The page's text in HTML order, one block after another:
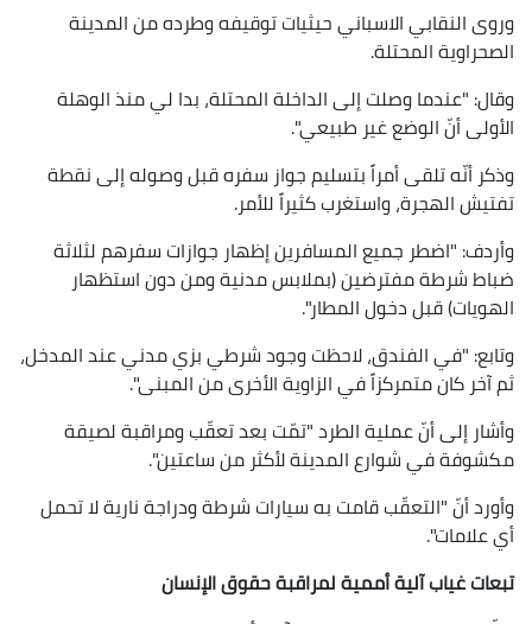
وروى النقابي الاسباني حيثيات توقيفه وطرده من المدينة
الصحراوية المحتلة.
وقال: "عندما وصلت إلى الداخلة المحتلة، بدا لي منذ الوهلة
الأولى أنّ الوضع غير طبيعي".
وذكر أنّه تلقى أمراً بتسليم جواز سفره قبل وصوله إلى نقطة
تفتيش الهجرة، واستغرب كثيراً للأمر.
وأردف: "اضطر جميع المسافرين إظهار جوازات سفرهم لثلاثة
ضباط شرطة مفترضين (بملابس مدنية ومن دون استظهار
الهويات) قبل دخول المطار".
وتابع: "في الفندق، لاحظت وجود شرطي بزي مدني عند المدخل،
ثم آخر كان متمركزاً في الزاوية الأخرى من المبنى".
وأشار إلى أنّ عملية الطرد "تمّت بعد تعقّب ومراقبة لصيقة
مكشوفة في شوارع المدينة لأكثر من ساعتين".
وأورد أنّ "التعقّب قامت به سيارات شرطة ودراجة نارية لا تحمل
أي علامات".
تبعات غياب آلية أممية لمراقبة حقوق الإنسان